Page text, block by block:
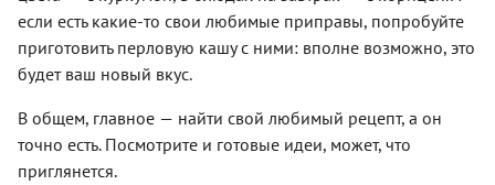
если есть какие-то свои любимые приправы, попробуйте
приготовить перловую кашу с ними: вполне возможно, это
будет ваш новый вкус.
В общем, главное — найти свой любимый рецепт, а он
точно есть. Посмотрите и готовые идеи, может, что
приглянется.